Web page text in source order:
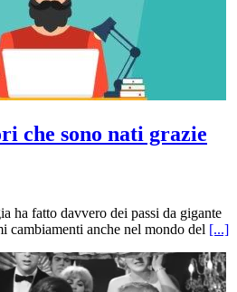
che sono nati grazie
ha fatto davvero dei passi da gigante
cambiamenti anche nel mondo del [...]